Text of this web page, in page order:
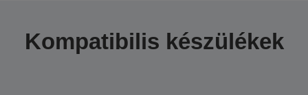
Kompatibilis készülékek